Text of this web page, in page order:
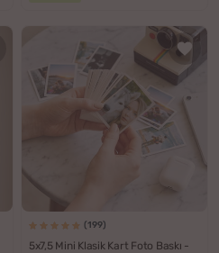
(199)
5x7,5 Mini Klasik Kart Foto Baskı -